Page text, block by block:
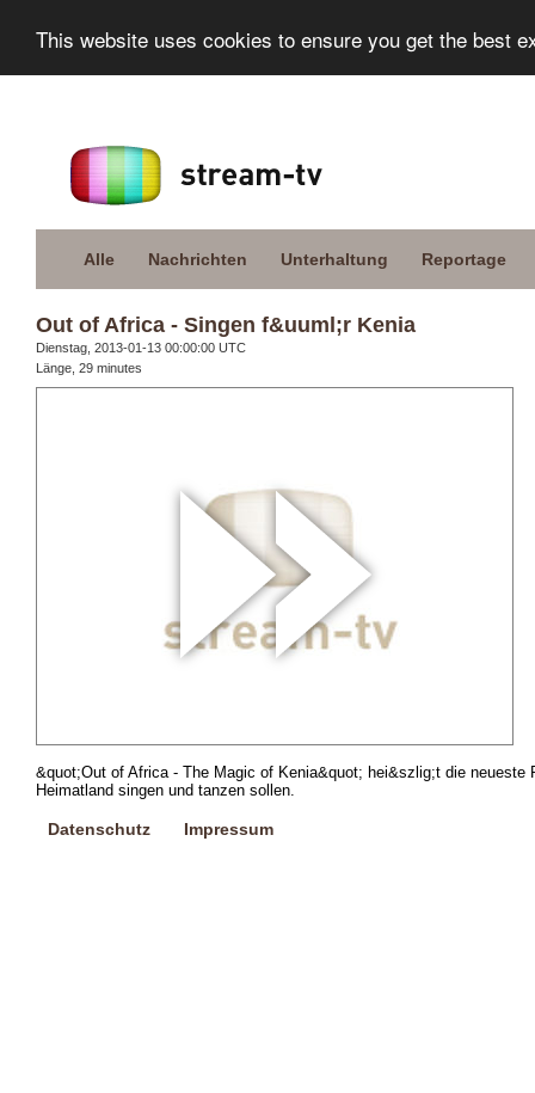
This website uses cookies to ensure you get the best
Alle Nachrichten Unterhaltung Reportage
Out of Africa - Singen f&uuml;r Kenia
Dienstag, 2013-01-13 00:00:00 UTC
Länge, 29 minutes
&quot;Out of Africa - The Magic of Kenia&quot; hei&szlig;t die
Heimatland singen und tanzen sollen.
Datenschutz Impressum